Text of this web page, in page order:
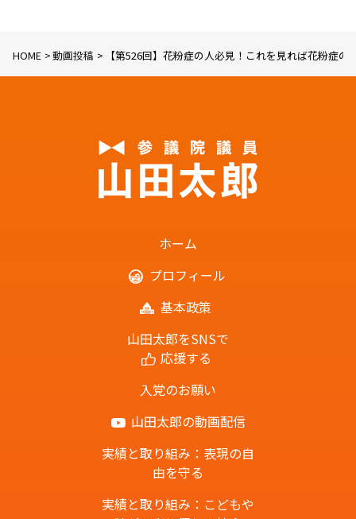
HOME 動画投稿 【第526回】花粉症の人必見！これを見れば花粉症
ホーム
プロフィール
基本政策
山田太郎をSNSで
応援する
入党のお願い
山田太郎の動画配信
実績と取り組み：表現の自
由を守る
実績と取り組み：こどもや